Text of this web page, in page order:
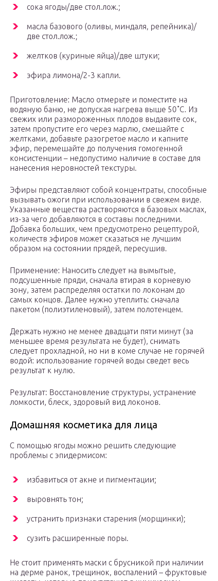
сока ягоды/две стол.лож.;
масла базового (оливы, миндаля, репейника)/
две стол.лож.;
желтков (куриные яйца)/две штуки;
эфира лимона/2-3 капли.
Приготовление: Масло отмерьте и поместите на
водяную баню, не допуская нагрева выше 50˚С. Из
свежих или размороженных плодов выдавите сок,
затем пропустите его через марлю, смешайте с
желтками, добавьте разогретое масло и капните
эфир, перемешайте до получения гомогенной
консистенции – недопустимо наличие в составе для
нанесения неровностей текстуры.
Эфиры представляют собой концентраты, способные
вызывать ожоги при использовании в свежем виде.
Указанные вещества растворяются в базовых маслах,
из-за чего добавляются в составы последними.
Добавка больших, чем предусмотрено рецептурой,
количеств эфиров может сказаться не лучшим
образом на состоянии прядей, пересушив.
Применение: Наносить следует на вымытые,
подсушенные пряди, сначала втирая в корневую
зону, затем распределяя остатки по локонам до
самых концов. Далее нужно утеплить: сначала
пакетом (полиэтиленовый), затем полотенцем.
Держать нужно не менее двадцати пяти минут (за
меньшее время результата не будет), снимать
следует прохладной, но ни в коме случае не горячей
водой: использование горячей воды сведет весь
результат к нулю.
Результат: Восстановление структуры, устранение
ломкости, блеск, здоровый вид локонов.
Домашняя косметика для лица
С помощью ягоды можно решить следующие
проблемы с эпидермисом:
избавиться от акне и пигментации;
выровнять тон;
устранить признаки старения (морщинки);
сузить расширенные поры.
Не стоит применять маски с брусникой при наличии
на дерме ранок, трещинок, воспалений – фруктовые